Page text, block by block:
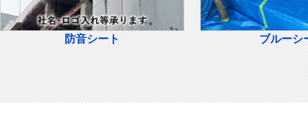
防音シート ブルーシ